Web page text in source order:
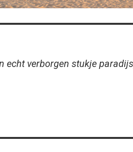
echt verborgen stukje